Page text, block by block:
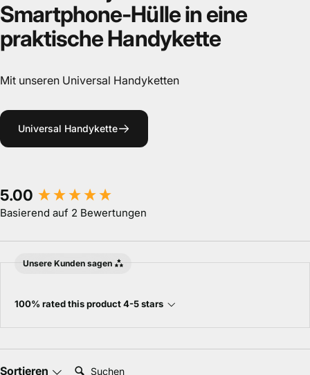
praktischeHandykette
Basierend auf 2 Bewertungen
Suchen: